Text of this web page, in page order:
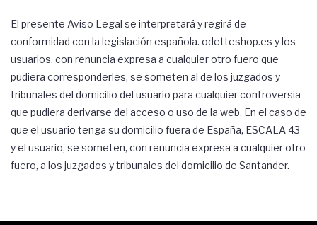
El presente Aviso Legal se interpretará y regirá de
conformidad con la legislación española. odetteshop.es y los
usuarios, con renuncia expresa a cualquier otro fuero que
pudiera corresponderles, se someten al de los juzgados y
tribunales del domicilio del usuario para cualquier controversia
que pudiera derivarse del acceso o uso de la web. En el caso de
que el usuario tenga su domicilio fuera de España, ESCALA 43
y el usuario, se someten, con renuncia expresa a cualquier otro
fuero, a los juzgados y tribunales del domicilio de Santander.